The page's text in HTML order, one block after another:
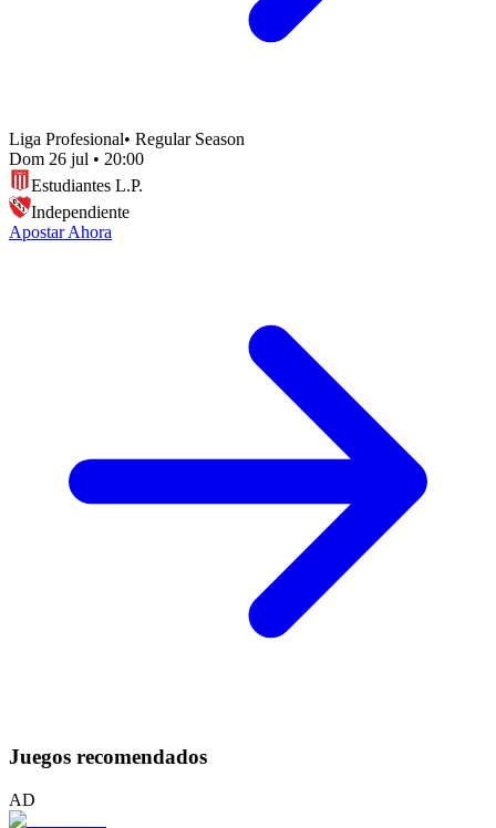
Liga Profesional• Regular Season
Dom 26 jul • 20:00
Estudiantes L.P.
Independiente
Apostar Ahora
Juegos recomendados
AD